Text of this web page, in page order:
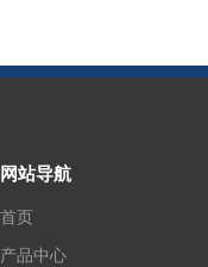
网站导航
首页
产品中心